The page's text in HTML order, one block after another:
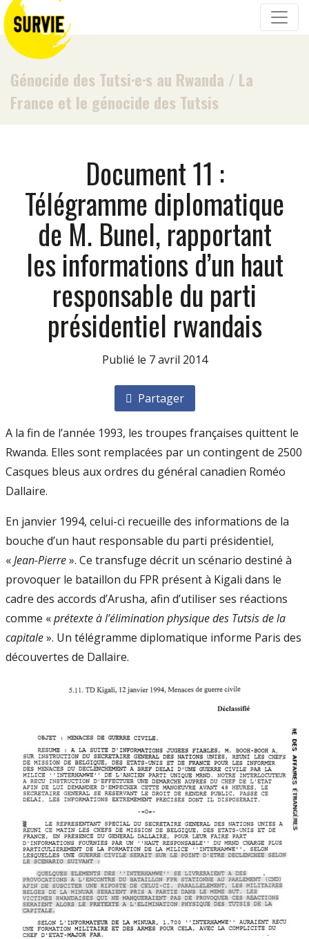
Génocide des Tutsi·e·s au Rwanda / La
France et le génocide des Tutsis
Document 11 :
Télégramme diplomatique
de M. Bunel, rapportant
les informations d’un haut
responsable du parti
présidentiel rwandais
Publié le 7 avril 2014
Partager
A la fin de l’année 1993, les troupes françaises quittent le
Rwanda. Elles sont remplacées par un contingent de 2500
Casques bleus aux ordres du général canadien Roméo
Dallaire.
En janvier 1994, celui-ci recueille des informations de la
bouche d’un haut responsable du parti présidentiel,
«Jean-Pierre». Ce transfuge décrit un scénario destiné à
provoquer le bataillon du FPR présent à Kigali dans le
cadre des accords d’Arusha, afin d’utiliser ses réactions
comme «prétexte à l’élimination physique des Tutsis de la
capitale». Un télégramme diplomatique informe Paris des
découvertes de Dallaire.